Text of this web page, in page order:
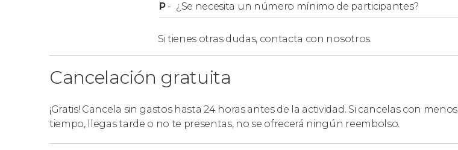
P- ¿Se necesita un número mínimo de participantes?
Si tienes otras dudas, contacta con nosotros.
Cancelación gratuita
¡Gratis! Cancela sin gastos hasta 24 horas antes de la actividad. Si cancelas con menos
tiempo, llegas tarde o no te presentas, no se ofrecerá ningún reembolso.